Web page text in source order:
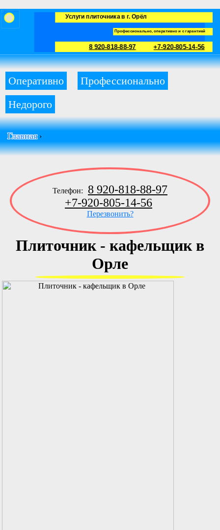
Услуги плиточника в г. Орёл
Профессионально, оперативно и с гарантией
8 920-818-88-97 +7-920-805-14-56
Оперативно
Профессионально
Недорого
Главная›
Телефон:
8 920-818-88-97
+7-920-805-14-56
Перезвонить?
Плиточник - кафельщик в
Орле